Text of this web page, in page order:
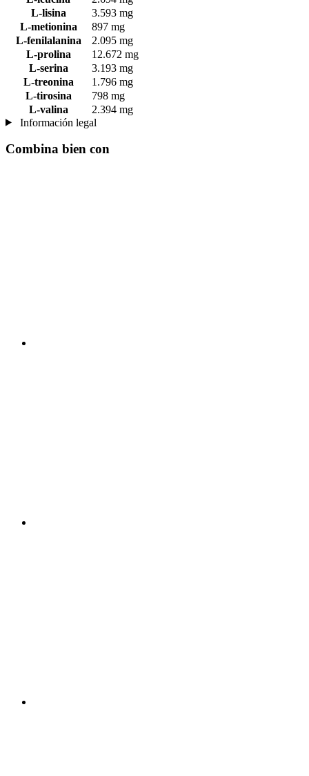
L-lisina
3.593 mg
L-metionina
897 mg
L-fenilalanina
2.095 mg
L-prolina
12.672 mg
L-serina
3.193 mg
L-treonina
1.796 mg
L-tirosina
798 mg
L-valina
2.394 mg
Información legal
Combina bien con